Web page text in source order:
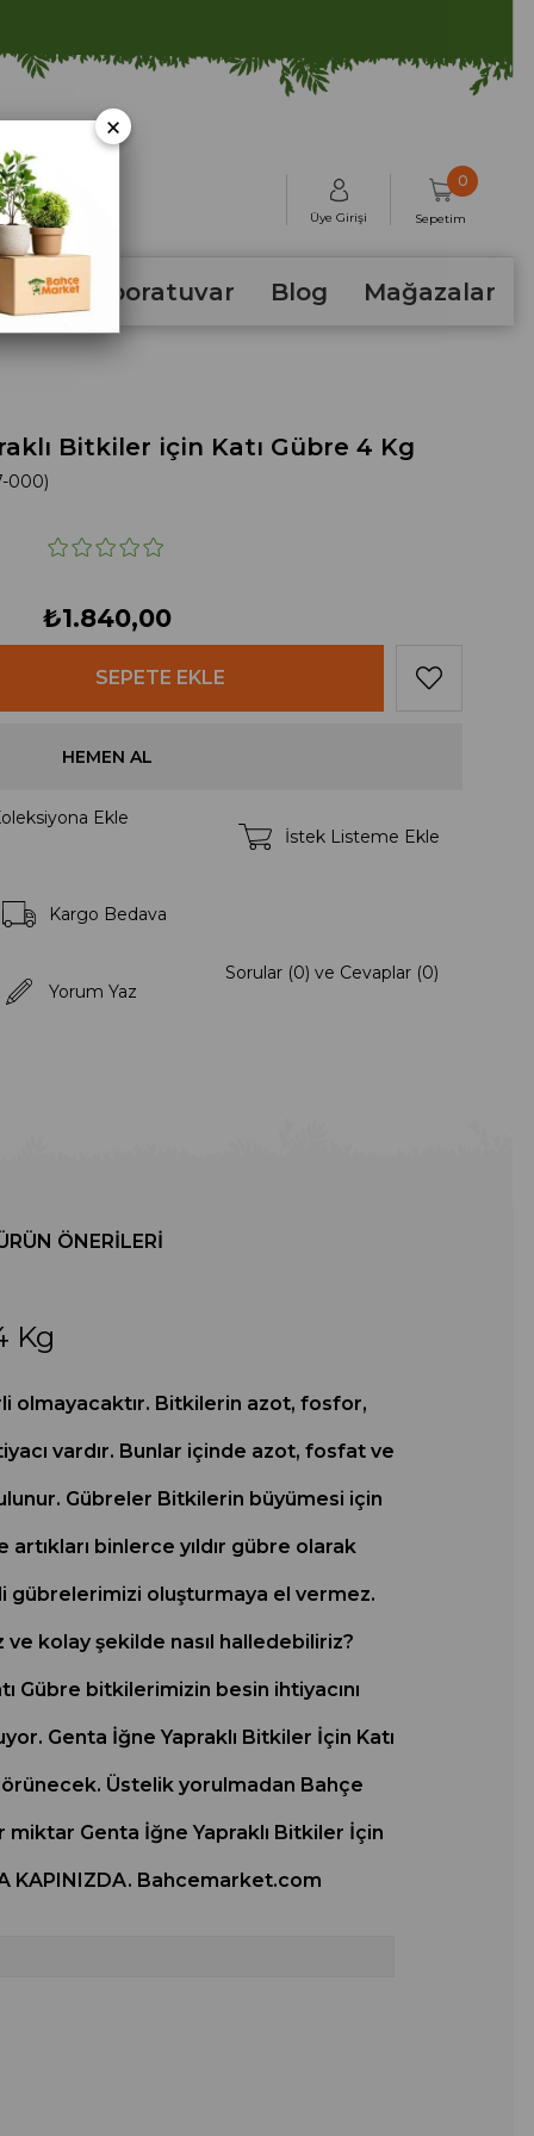
Üye Girişi Sepetim
0
Laboratuvar Blog Mağazalar
Bitkiler için Katı Gübre 4 Kg
000)
₺1.840,00
Ekle
İstek Listeme Ekle
Kargo Bedava
Yorum Yaz
Sorular (0) ve Cevaplar (0)
ÖNERILERI
Kg
olmayacaktır. Bitkilerin azot, fosfor,
vardır. Bunlar içinde azot, fosfat ve
Gübreler Bitkilerin büyümesi için
binlerce yıldır gübre olarak
gübrelerimizi oluşturmaya el vermez.
kolay şekilde nasıl halledebiliriz?
Gübre bitkilerimizin besin ihtiyacını
Genta İğne Yapraklı Bitkiler İçin Katı
Üstelik yorulmadan Bahçe
miktar Genta İğne Yapraklı Bitkiler İçin
KAPINIZDA. Bahcemarket.com
×